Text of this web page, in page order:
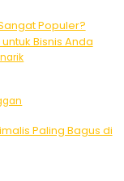
Populer?
Bisnis Anda
Paling Bagus di